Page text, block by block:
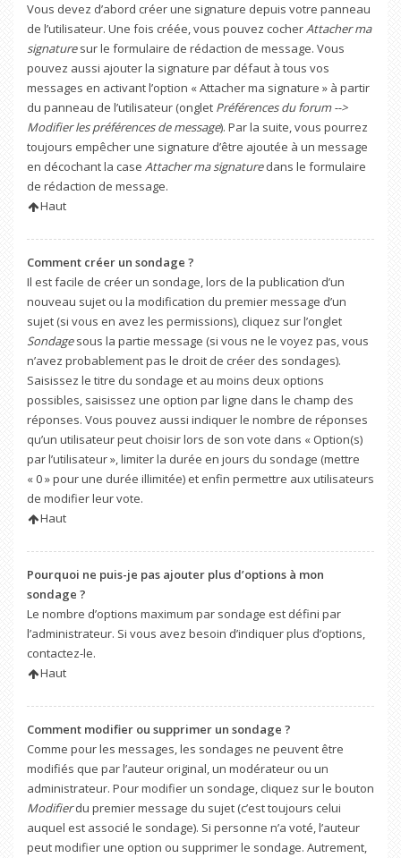
Vous devez d’abord créer une signature depuis votre panneau
de l’utilisateur. Une fois créée, vous pouvez cocherAttacher ma
signaturesur le formulaire de rédaction de message. Vous
pouvez aussi ajouter la signature par défaut à tous vos
messages en activant l’option « Attacher ma signature » à partir
du panneau de l’utilisateur (onglet Préférences du forum -->
Modifier les préférences de message). Par la suite, vous pourrez
toujours empêcher une signature d’être ajoutée à un message
en décochant la case Attacher ma signaturedans le formulaire
de rédaction de message.
Haut
Comment créer un sondage ?
Il est facile de créer un sondage, lors de la publication d’un
nouveau sujet ou la modification du premier message d’un
sujet (si vous en avez les permissions), cliquez sur l’onglet
Sondagesous la partie message (si vous ne le voyez pas, vous
n’avez probablement pas le droit de créer des sondages).
Saisissez le titre du sondage et au moins deux options
possibles, saisissez une option par ligne dans le champ des
réponses. Vous pouvez aussi indiquer le nombre de réponses
qu’un utilisateur peut choisir lors de son vote dans « Option(s)
par l’utilisateur », limiter la durée en jours du sondage (mettre
« 0 » pour une durée illimitée) et enfin permettre aux utilisateurs
de modifier leur vote.
Haut
Pourquoi ne puis-je pas ajouter plus d’options à mon
sondage ?
Le nombre d’options maximum par sondage est défini par
l’administrateur. Si vous avez besoin d’indiquer plus d’options,
contactez-le.
Haut
Comment modifier ou supprimer un sondage ?
Comme pour les messages, les sondages ne peuvent être
modifiés que par l’auteur original, un modérateur ou un
administrateur. Pour modifier un sondage, cliquez sur le bouton
Modifierdu premier message du sujet (c’est toujours celui
auquel est associé le sondage). Si personne n’a voté, l’auteur
peut modifier une option ou supprimer le sondage. Autrement,